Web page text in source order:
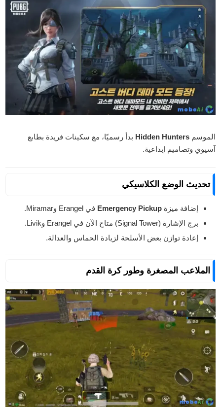
الموسم Hidden Hunters بدأ رسميًا، مع سكينات فريدة بطابع
آسيوي وتصاميم إبداعية.
تحديث الوضع الكلاسيكي
إضافة ميزة Emergency Pickup في Erangel وMiramar.
برج الإشارة (Signal Tower) متاح الآن في Erangel وLivik.
إعادة توازن بعض الأسلحة لزيادة الحماس والعدالة.
الملاعب المصغرة وطور كرة القدم